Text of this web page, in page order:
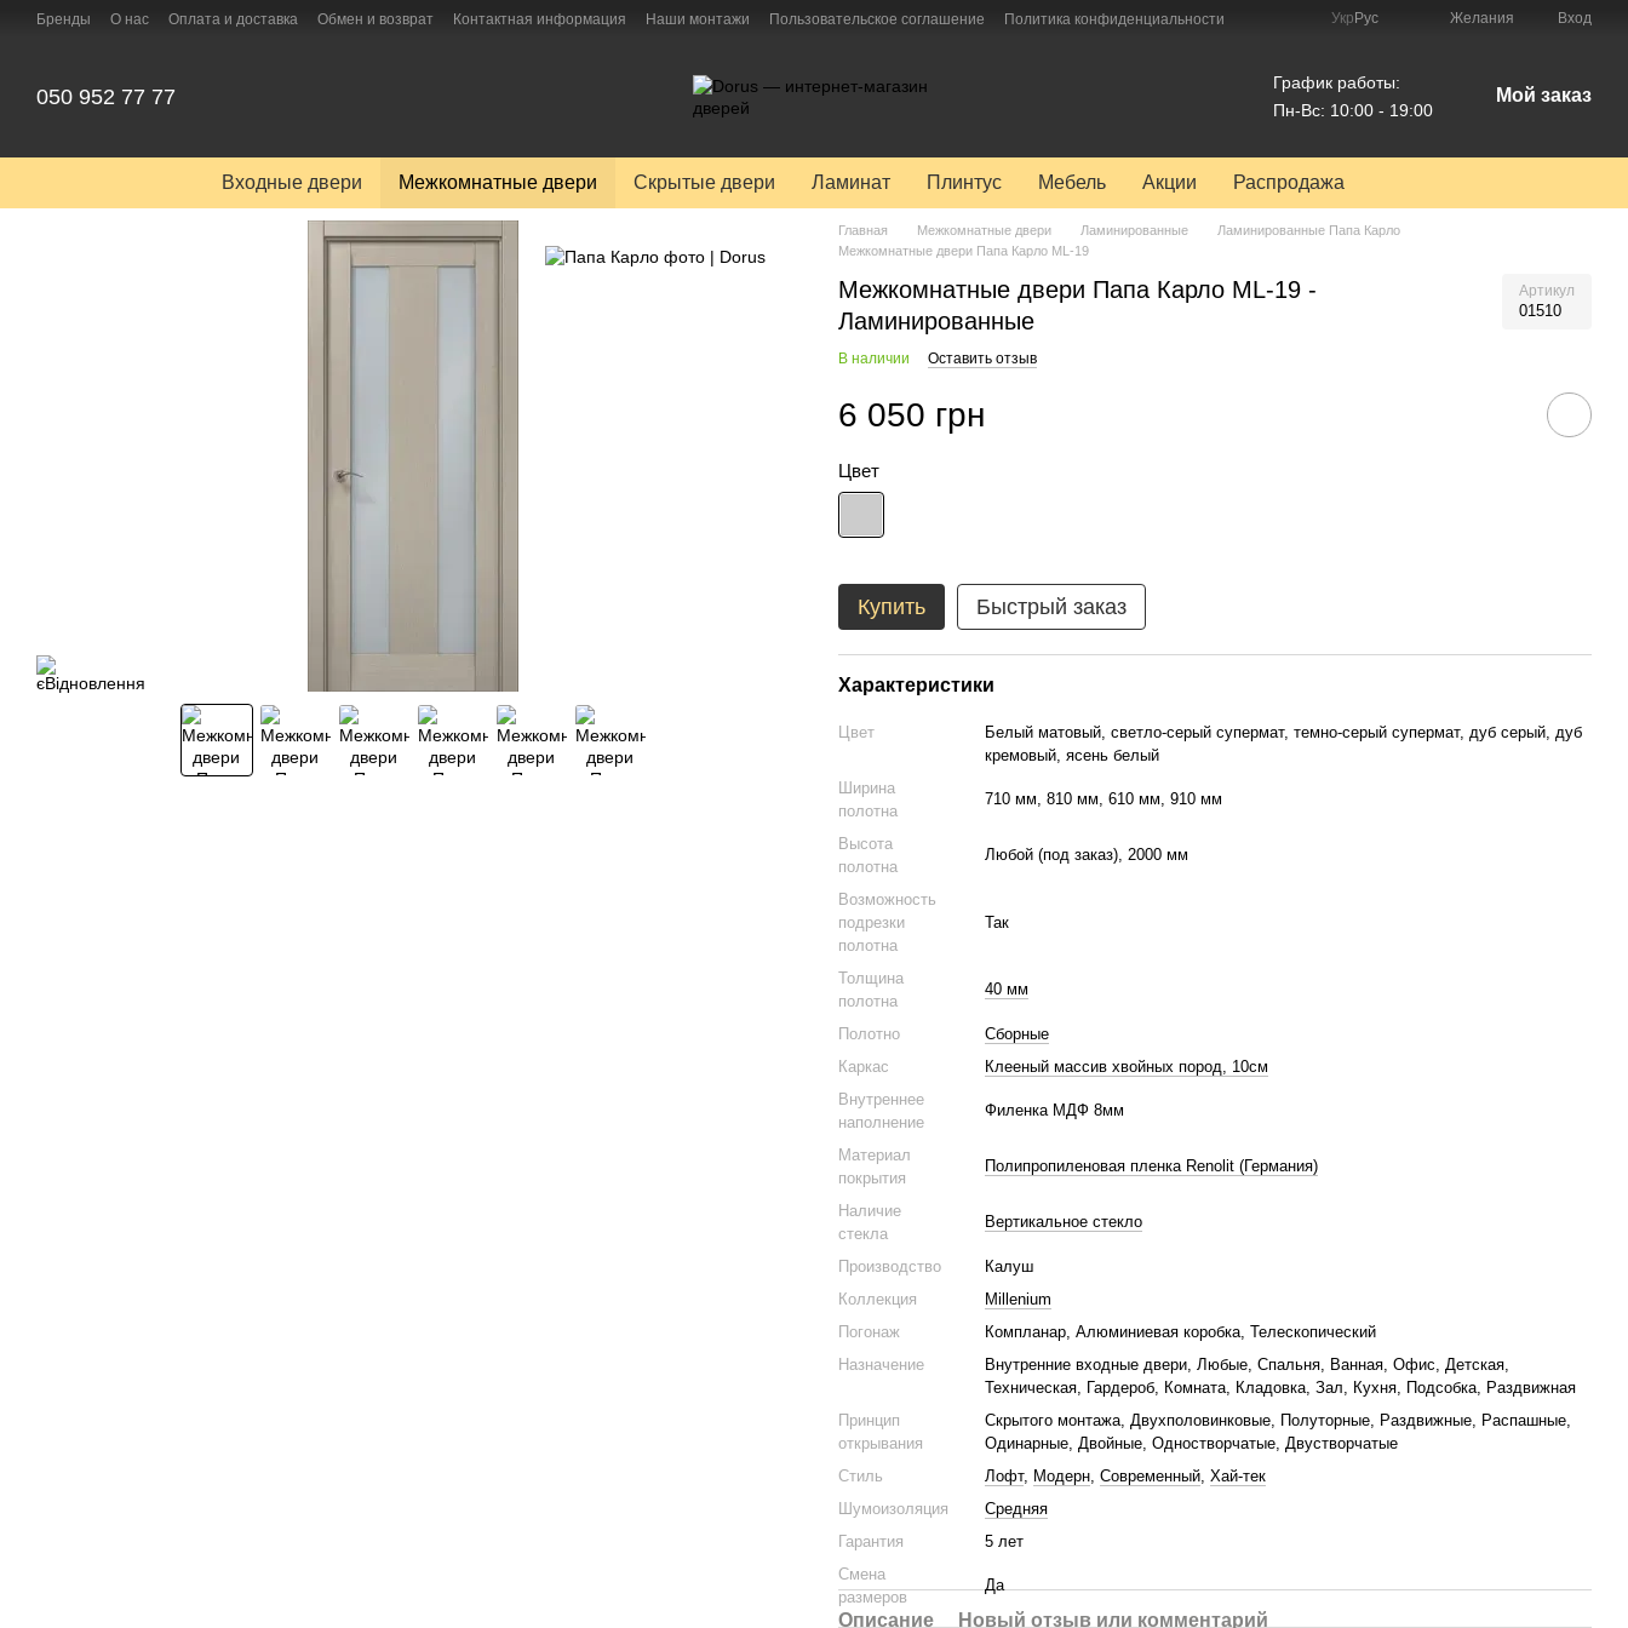
Перейти к основному контенту
Бренды О нас Оплата и доставка Обмен и возврат Контактная информация Наши монтажи Пользовательское соглашение Политика конфиденциальности Укр Рус Желания Вход
050 952 77 77
График работы:
Пн-Вс: 10:00 - 19:00
Мой заказ
Входные двери Межкомнатные двери Скрытые двери Ламинат Плинтус Мебель Акции Распродажа
Главная Межкомнатные двери Ламинированные
Ламинированные Папа Карло
Межкомнатные двери Папа Карло ML-19
Межкомнатные двери Папа Карло ML-19 -
Ламинированные
Артикул
01510
В наличии Оставить отзыв
6 050 грн
Цвет
Купить Быстрый заказ
Характеристики
Цвет
Белый матовый, светло-серый супермат, темно-серый супермат, дуб серый, дуб
кремовый, ясень белый
Ширина
полотна
710 мм, 810 мм, 610 мм, 910 мм
Высота
полотна
Любой (под заказ), 2000 мм
Возможность
подрезки
полотна
Так
Толщина
полотна
40 мм
Полотно
Сборные
Каркас
Клееный массив хвойных пород, 10см
Внутреннее
наполнение
Филенка МДФ 8мм
Материал
покрытия
Полипропиленовая пленка Renolit (Германия)
Наличие
стекла
Вертикальное стекло
Производство
Калуш
Коллекция
Millenium
Погонаж
Компланар, Алюминиевая коробка, Телескопический
Назначение
Внутренние входные двери, Любые, Спальня, Ванная, Офис, Детская,
Техническая, Гардероб, Комната, Кладовка, Зал, Кухня, Подсобка, Раздвижная
Принцип
открывания
Скрытого монтажа, Двухполовинковые, Полуторные, Раздвижные, Распашные,
Одинарные, Двойные, Одностворчатые, Двустворчатые
Стиль
Лофт, Модерн, Современный, Хай-тек
Шумоизоляция
Средняя
Гарантия
5 лет
Смена
размеров
Да
Описание
Новый отзыв или комментарий